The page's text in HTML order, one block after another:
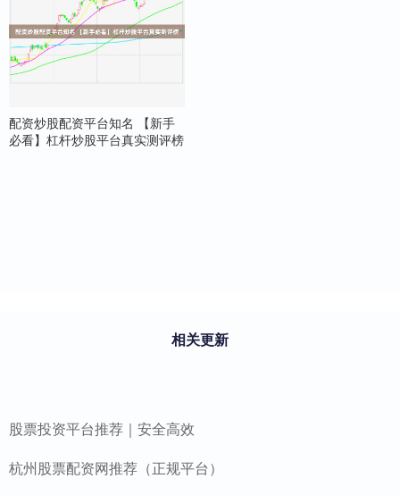
配资炒股配资平台知名 【新手
必看】杠杆炒股平台真实测评榜
相关更新
股票投资平台推荐｜安全高效
杭州股票配资网推荐（正规平台）